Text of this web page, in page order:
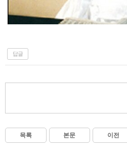
답글
목록 본문 이전